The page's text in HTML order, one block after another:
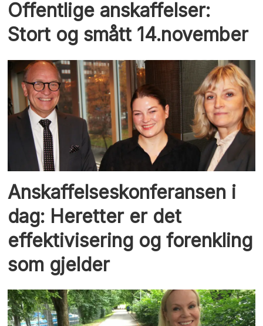
Offentlige anskaffelser:
Stort og smått 14.november
Anskaffelseskonferansen i
dag: Heretter er det
effektivisering og forenkling
som gjelder